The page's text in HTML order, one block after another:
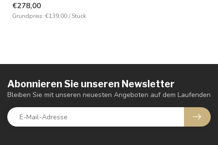
Haltbarkeit....
€278,00
Grundpreis: €139,00 / Stück
Abonnieren Sie unseren Newsletter
Bleiben Sie mit unseren neuesten Angeboten auf dem Laufenden